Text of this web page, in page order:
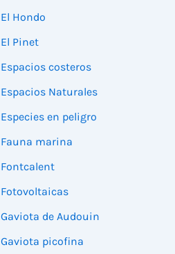
El Hondo
El Pinet
Espacios costeros
Espacios Naturales
Especies en peligro
Fauna marina
Fontcalent
Fotovoltaicas
Gaviota de Audouin
Gaviota picofina